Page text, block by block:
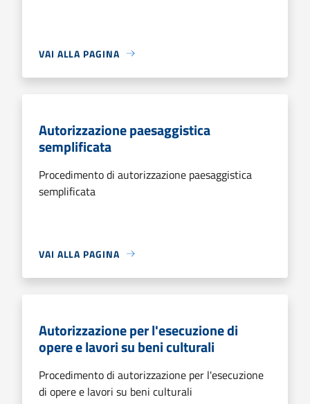
VAI ALLA PAGINA
Autorizzazione paesaggistica
semplificata
Procedimento di autorizzazione paesaggistica
semplificata
VAI ALLA PAGINA
Autorizzazione per l'esecuzione di
opere e lavori su beni culturali
Procedimento di autorizzazione per l'esecuzione
di opere e lavori su beni culturali